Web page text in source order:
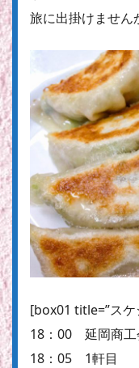
旅に出掛けません
[box01 title=”スケ
18：00 延岡商工
18：05 1軒目